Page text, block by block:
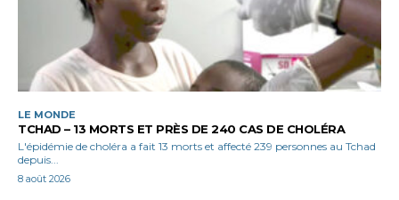
LE MONDE
TCHAD – 13 MORTS ET PRÈS DE 240 CAS DE CHOLÉRA
L'épidémie de choléra a fait 13 morts et affecté 239 personnes au Tchad
depuis...
8 août 2026